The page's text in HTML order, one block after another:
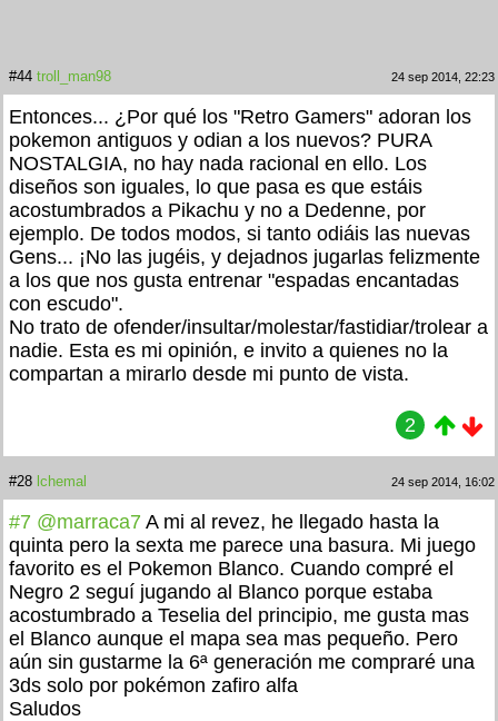
#44 troll_man98 24 sep 2014, 22:23
Entonces... ¿Por qué los "Retro Gamers" adoran los
pokemon antiguos y odian a los nuevos? PURA
NOSTALGIA, no hay nada racional en ello. Los
diseños son iguales, lo que pasa es que estáis
acostumbrados a Pikachu y no a Dedenne, por
ejemplo. De todos modos, si tanto odiáis las nuevas
Gens... ¡No las jugéis, y dejadnos jugarlas felizmente
a los que nos gusta entrenar "espadas encantadas
con escudo".
No trato de ofender/insultar/molestar/fastidiar/trolear a
nadie. Esta es mi opinión, e invito a quienes no la
compartan a mirarlo desde mi punto de vista.
2
#28 lchemal 24 sep 2014, 16:02
#7 @marraca7 A mi al revez, he llegado hasta la
quinta pero la sexta me parece una basura. Mi juego
favorito es el Pokemon Blanco. Cuando compré el
Negro 2 seguí jugando al Blanco porque estaba
acostumbrado a Teselia del principio, me gusta mas
el Blanco aunque el mapa sea mas pequeño. Pero
aún sin gustarme la 6ª generación me compraré una
3ds solo por pokémon zafiro alfa
Saludos